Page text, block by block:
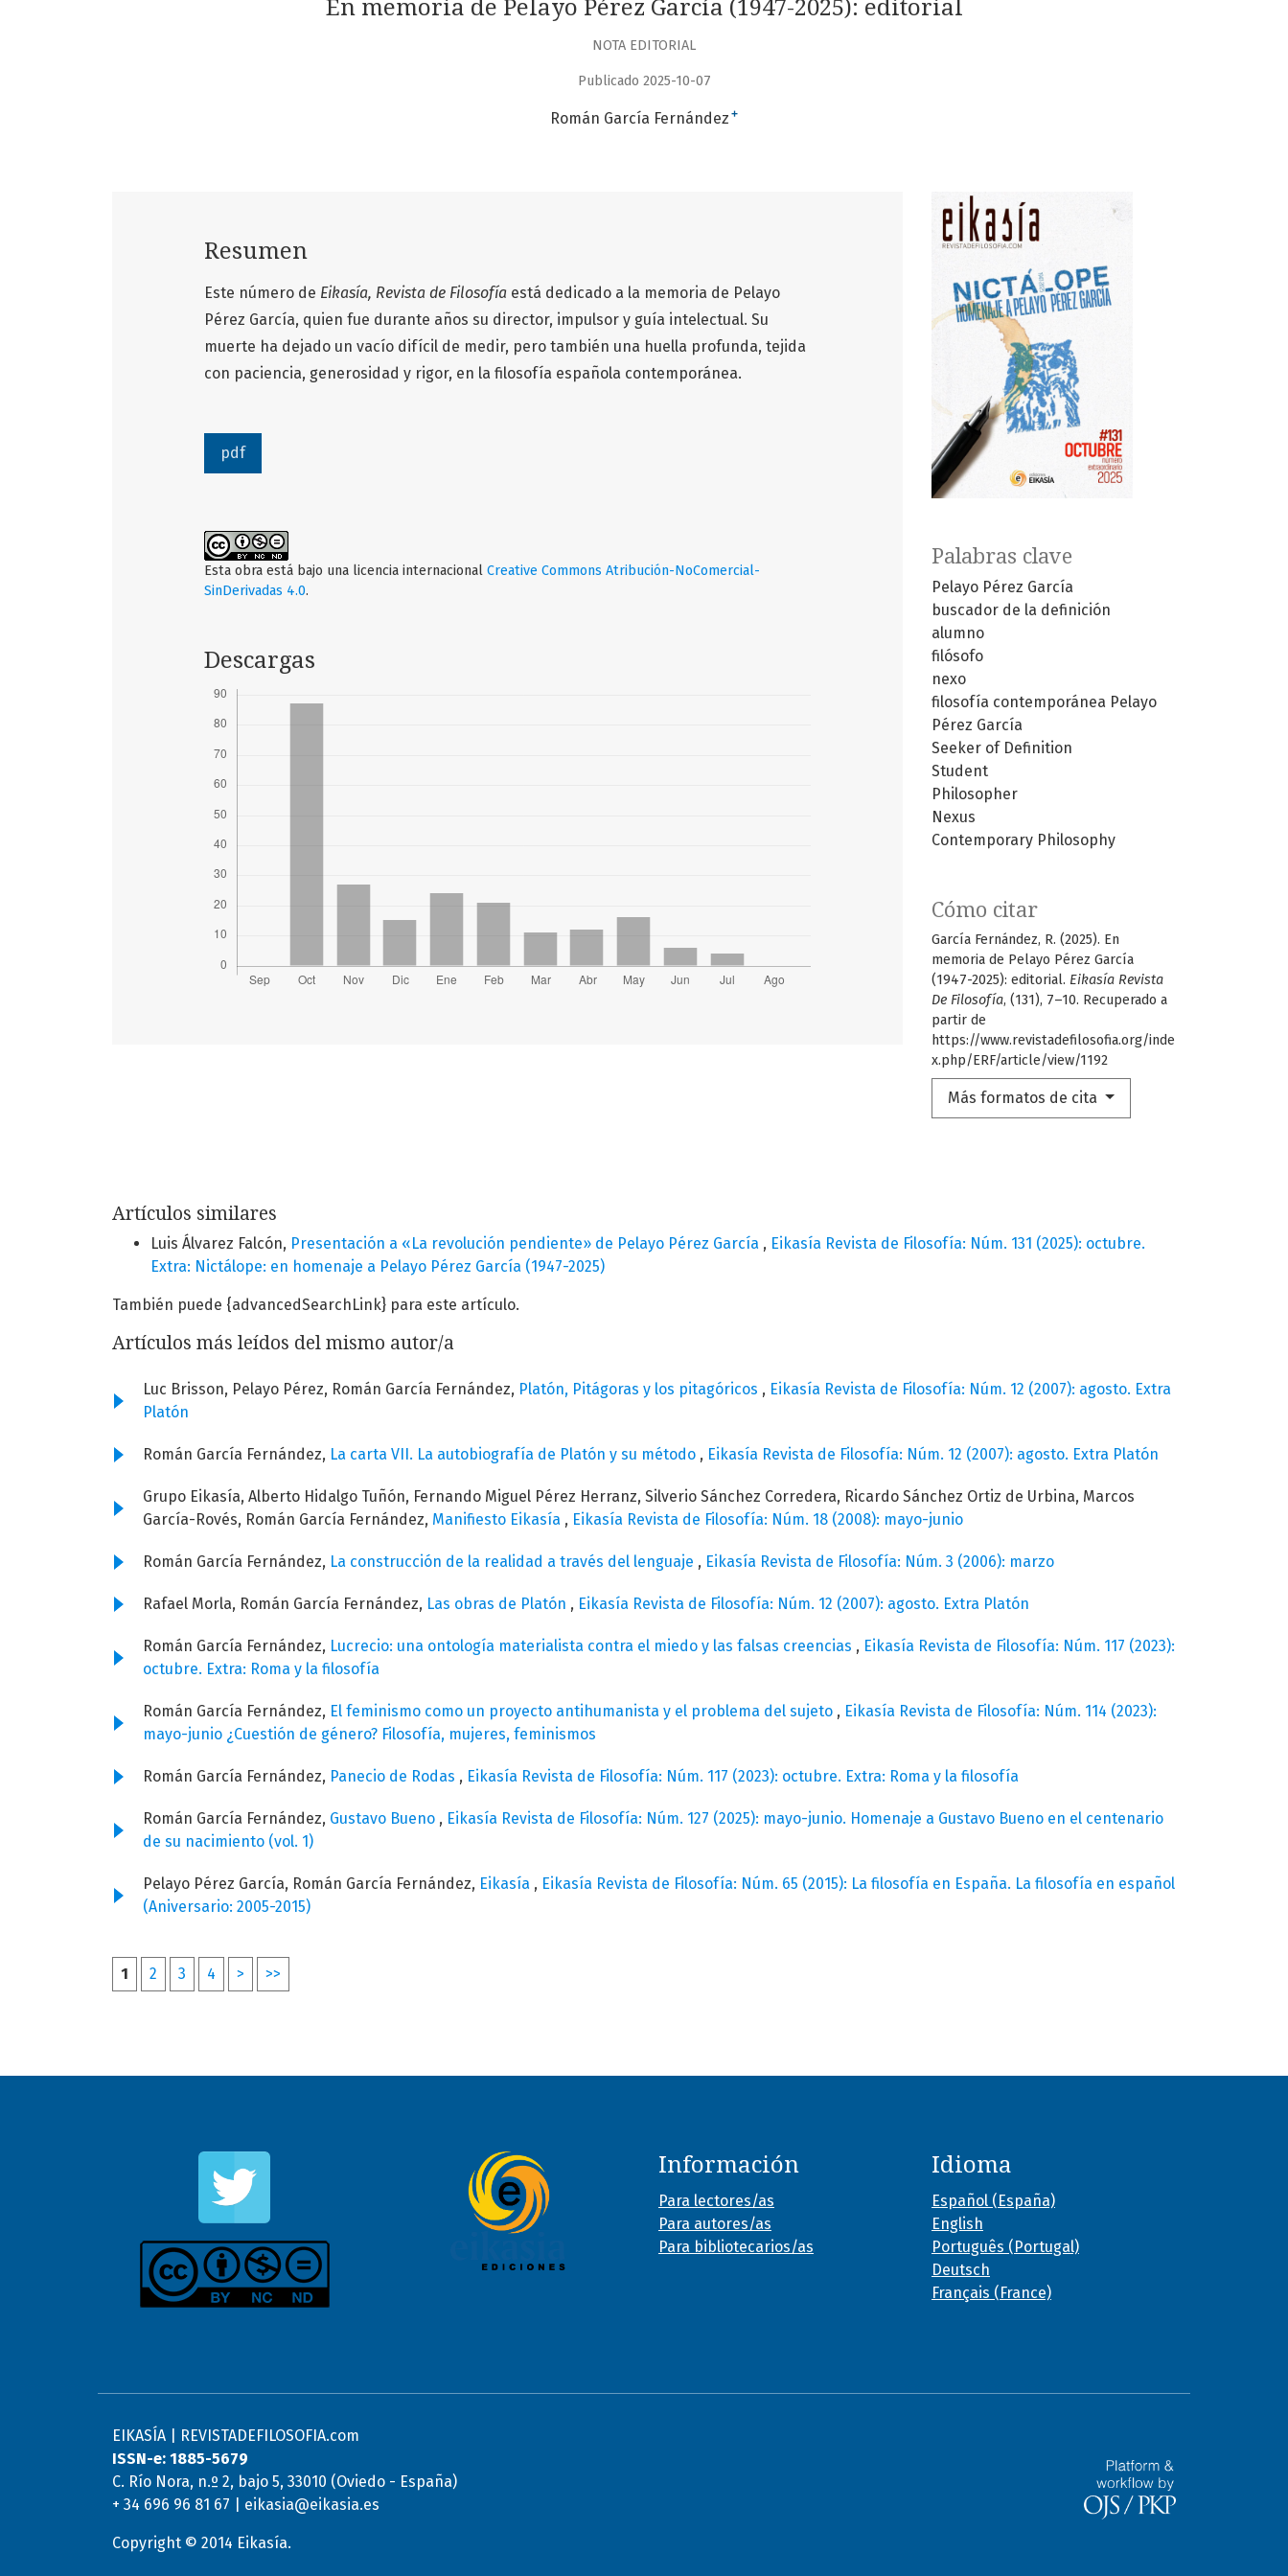
En memoria de Pelayo Pérez García (1947-2025): editorial
NOTA EDITORIAL
Publicado 2025-10-07
Román García Fernández +
Palabras clave
Pelayo Pérez García
buscador de la definición
alumno
filósofo
nexo
filosofía contemporánea Pelayo
Pérez García
Seeker of Definition
Student
Philosopher
Nexus
Contemporary Philosophy
Cómo citar
García Fernández, R. (2025). En
memoria de Pelayo Pérez García
(1947-2025): editorial. Eikasía Revista
De Filosofía, (131), 7–10. Recuperado a
partir de
https://www.revistadefilosofia.org/inde
x.php/ERF/article/view/1192
Más formatos de cita
Resumen
Este número de Eikasía, Revista de Filosofía está dedicado a la memoria de Pelayo
Pérez García, quien fue durante años su director, impulsor y guía intelectual. Su
muerte ha dejado un vacío difícil de medir, pero también una huella profunda, tejida
con paciencia, generosidad y rigor, en la filosofía española contemporánea.
pdf
Esta obra está bajo una licencia internacional Creative Commons Atribución-NoComercial-
SinDerivadas 4.0.
Descargas
Artículos similares
Luis Álvarez Falcón, Presentación a «La revolución pendiente» de Pelayo Pérez García , Eikasía Revista de Filosofía: Núm. 131 (2025): octubre.
Extra: Nictálope: en homenaje a Pelayo Pérez García (1947-2025)
También puede {advancedSearchLink} para este artículo.
Artículos más leídos del mismo autor/a
Luc Brisson, Pelayo Pérez, Román García Fernández, Platón, Pitágoras y los pitagóricos , Eikasía Revista de Filosofía: Núm. 12 (2007): agosto. Extra
Platón
Román García Fernández, La carta VII. La autobiografía de Platón y su método , Eikasía Revista de Filosofía: Núm. 12 (2007): agosto. Extra Platón
Grupo Eikasía, Alberto Hidalgo Tuñón, Fernando Miguel Pérez Herranz, Silverio Sánchez Corredera, Ricardo Sánchez Ortiz de Urbina, Marcos
García-Rovés, Román García Fernández, Manifiesto Eikasía , Eikasía Revista de Filosofía: Núm. 18 (2008): mayo-junio
Román García Fernández, La construcción de la realidad a través del lenguaje , Eikasía Revista de Filosofía: Núm. 3 (2006): marzo
Rafael Morla, Román García Fernández, Las obras de Platón , Eikasía Revista de Filosofía: Núm. 12 (2007): agosto. Extra Platón
Román García Fernández, Lucrecio: una ontología materialista contra el miedo y las falsas creencias , Eikasía Revista de Filosofía: Núm. 117 (2023):
octubre. Extra: Roma y la filosofía
Román García Fernández, El feminismo como un proyecto antihumanista y el problema del sujeto , Eikasía Revista de Filosofía: Núm. 114 (2023):
mayo-junio ¿Cuestión de género? Filosofía, mujeres, feminismos
Román García Fernández, Panecio de Rodas , Eikasía Revista de Filosofía: Núm. 117 (2023): octubre. Extra: Roma y la filosofía
Román García Fernández, Gustavo Bueno , Eikasía Revista de Filosofía: Núm. 127 (2025): mayo-junio. Homenaje a Gustavo Bueno en el centenario
de su nacimiento (vol. 1)
Pelayo Pérez García, Román García Fernández, Eikasía , Eikasía Revista de Filosofía: Núm. 65 (2015): La filosofía en España. La filosofía en español
(Aniversario: 2005-2015)
1 2 3 4 > >>
Información
Para lectores/as
Para autores/as
Para bibliotecarios/as
Idioma
Español (España)
English
Português (Portugal)
Deutsch
Français (France)
EIKASÍA | REVISTADEFILOSOFIA.com
ISSN-e: 1885-5679
C. Río Nora, n.º 2, bajo 5, 33010 (Oviedo - España)
+ 34 696 96 81 67 | eikasia@eikasia.es
Copyright © 2014 Eikasía.